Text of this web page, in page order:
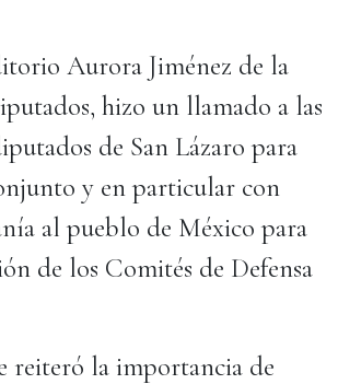
Aurora Jiménez de la
hizo un llamado a las
de San Lázaro para
y en particular con
al pueblo de México para
de los Comités de Defensa
reiteró la importancia de